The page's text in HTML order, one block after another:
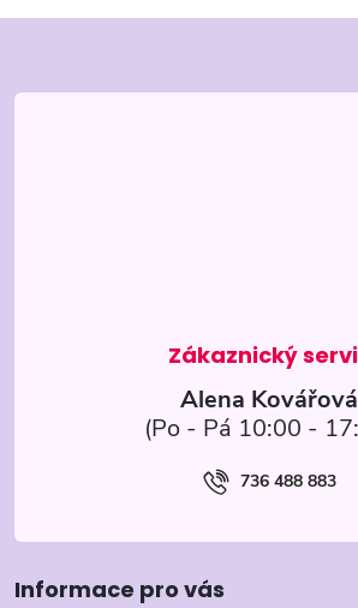
á
Alena Kovářová
736 488 883
Informace pro vás